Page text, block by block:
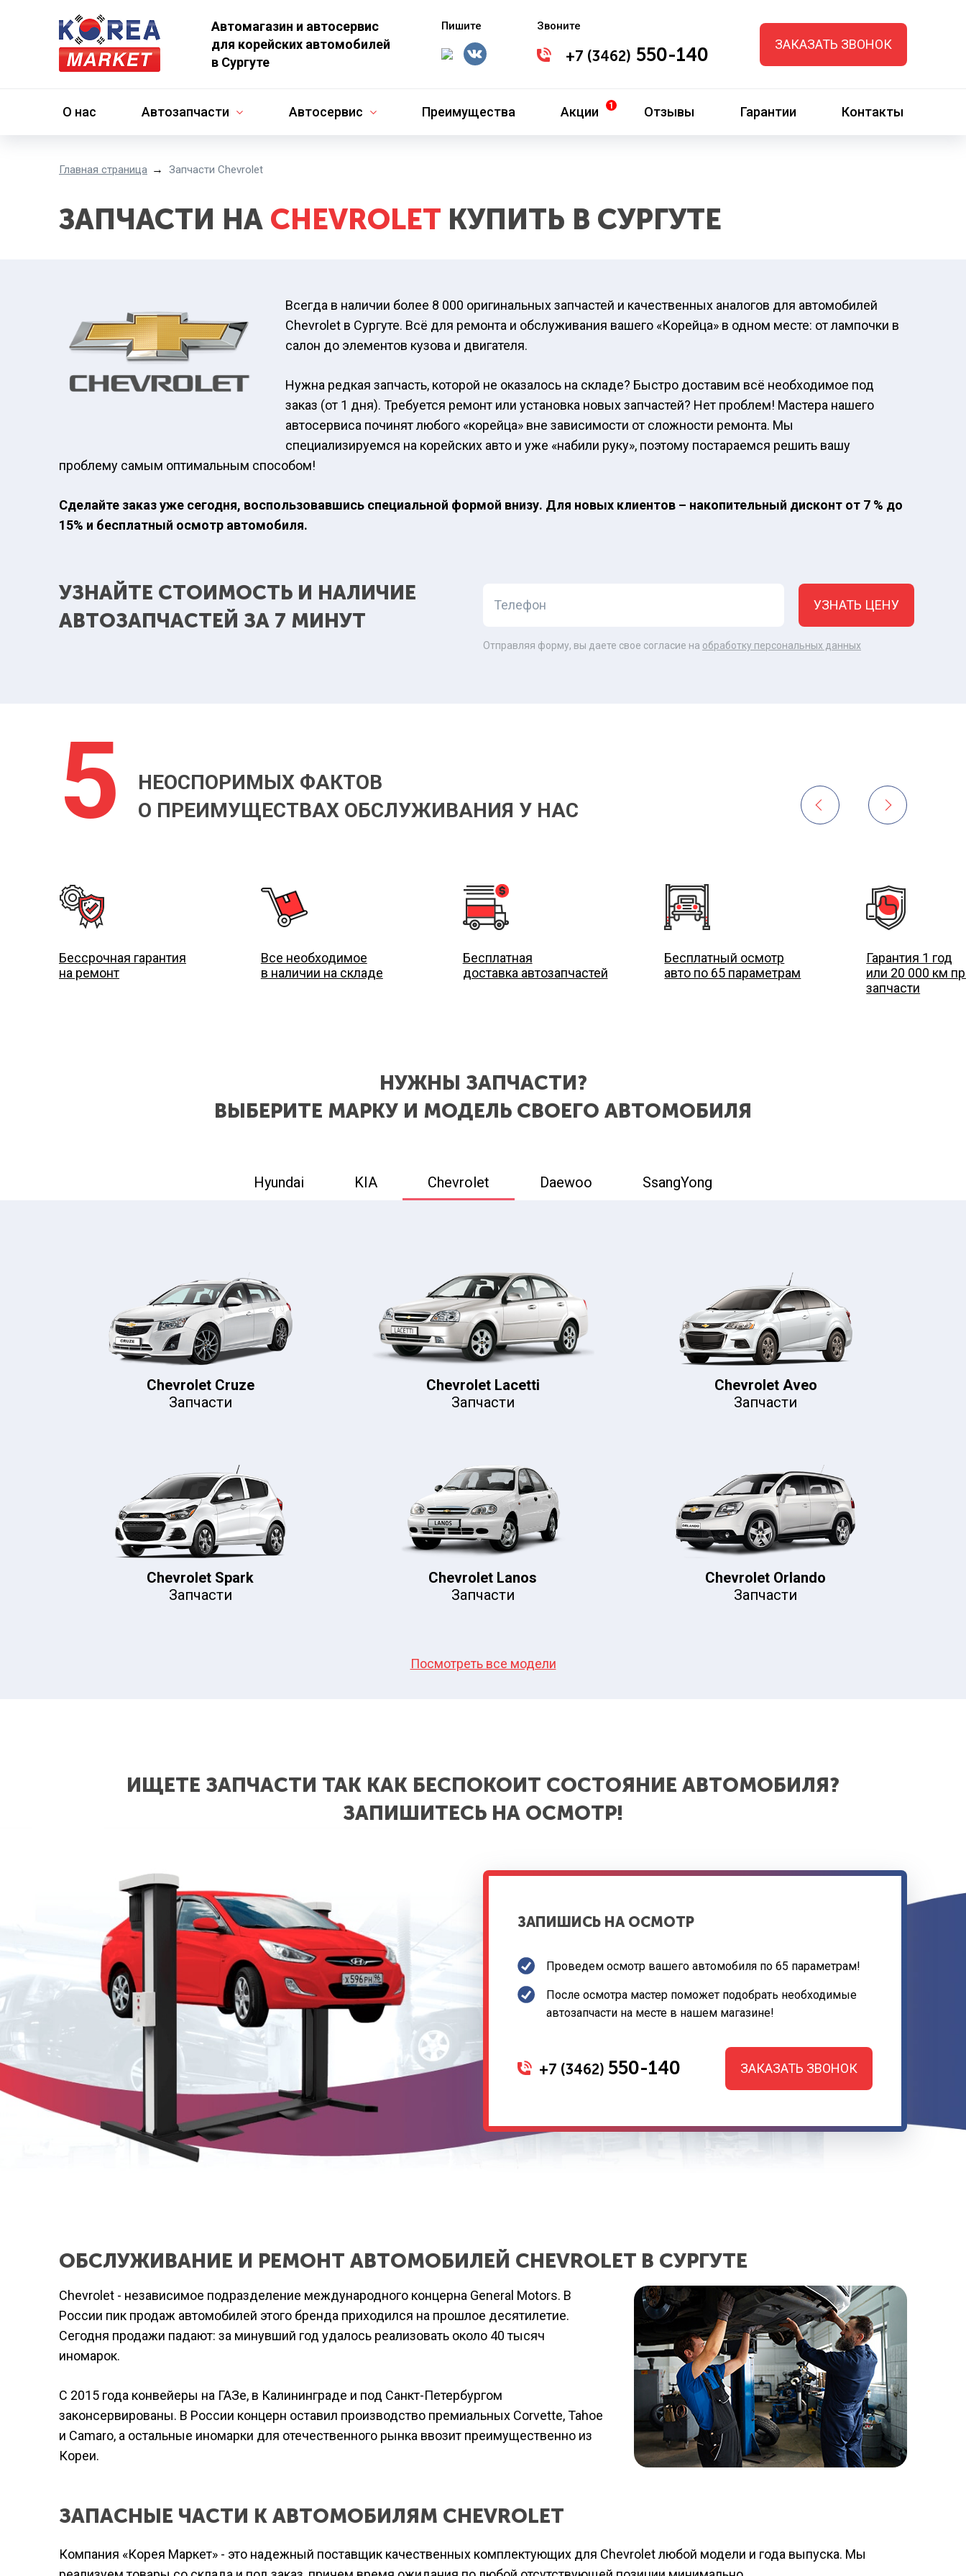
Автомагазин и автосервис
для корейских автомобилей
в Сургуте
Пишите Звоните
+7 (3462) 550-140 ЗАКАЗАТЬ ЗВОНОК
О нас Автозапчасти Автосервис Преимущества Акции Отзывы Гарантии Контакты
Главная страница Запчасти Chevrolet
ЗАПЧАСТИ НА CHEVROLET КУПИТЬ В СУРГУТЕ
Всегда в наличии более 8 000 оригинальных запчастей и качественных аналогов для автомобилей
Chevrolet в Сургуте. Всё для ремонта и обслуживания вашего «Корейца» в одном месте: от лампочки в
салон до элементов кузова и двигателя.
Нужна редкая запчасть, которой не оказалось на складе? Быстро доставим всё необходимое под
заказ (от 1 дня). Требуется ремонт или установка новых запчастей? Нет проблем! Мастера нашего
автосервиса починят любого «корейца» вне зависимости от сложности ремонта. Мы
специализируемся на корейских авто и уже «набили руку», поэтому постараемся решить вашу
проблему самым оптимальным способом!
Сделайте заказ уже сегодня, воспользовавшись специальной формой внизу. Для новых клиентов – накопительный дисконт от 7 % до
15% и бесплатный осмотр автомобиля.
УЗНАЙТЕ СТОИМОСТЬ И НАЛИЧИЕ
АВТОЗАПЧАСТЕЙ ЗА 7 МИНУТ
Телефон УЗНАТЬ ЦЕНУ
Отправляя форму, вы даете свое согласие на обработку персональных данных
5
НЕОСПОРИМЫХ ФАКТОВ
О ПРЕИМУЩЕСТВАХ ОБСЛУЖИВАНИЯ У НАС
Бессрочная гарантия
на ремонт
Все необходимое
в наличии на складе
Бесплатная
доставка автозапчастей
Бесплатный осмотр
авто по 65 параметрам
Гарантия 1 год
или 20 000 км
запчасти
НУЖНЫ ЗАПЧАСТИ?
ВЫБЕРИТЕ МАРКУ И МОДЕЛЬ СВОЕГО АВТОМОБИЛЯ
Hyundai KIA Chevrolet Daewoo SsangYong
Chevrolet Cruze
Запчасти
Chevrolet Lacetti
Запчасти
Chevrolet Aveo
Запчасти
Chevrolet Spark
Запчасти
Chevrolet Lanos
Запчасти
Chevrolet Orlando
Запчасти
Посмотреть все модели
ИЩЕТЕ ЗАПЧАСТИ ТАК КАК БЕСПОКОИТ СОСТОЯНИЕ АВТОМОБИЛЯ?
ЗАПИШИТЕСЬ НА ОСМОТР!
ЗАПИШИСЬ НА ОСМОТР
Проведем осмотр вашего автомобиля по 65 параметрам!
После осмотра мастер поможет подобрать необходимые
автозапчасти на месте в нашем магазине!
+7 (3462) 550-140 ЗАКАЗАТЬ ЗВОНОК
ОБСЛУЖИВАНИЕ И РЕМОНТ АВТОМОБИЛЕЙ CHEVROLET В СУРГУТЕ
Chevrolet - независимое подразделение международного концерна General Motors. В
России пик продаж автомобилей этого бренда приходился на прошлое десятилетие.
Сегодня продажи падают: за минувший год удалось реализовать около 40 тысяч
иномарок.
С 2015 года конвейеры на ГАЗе, в Калининграде и под Санкт-Петербургом
законсервированы. В России концерн оставил производство премиальных Corvette, Tahoe
и Camaro, а остальные иномарки для отечественного рынка ввозит преимущественно из
Кореи.
ЗАПАСНЫЕ ЧАСТИ К АВТОМОБИЛЯМ CHEVROLET
Компания «Корея Маркет» - это надежный поставщик качественных комплектующих для Chevrolet любой модели и года выпуска. Мы